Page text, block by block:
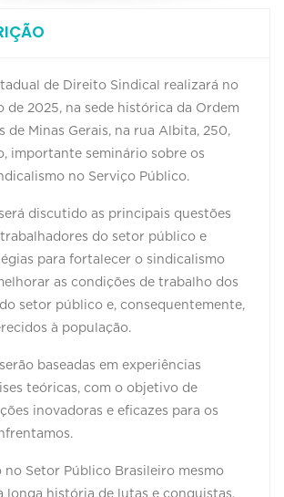
de Direito Sindical realizará no
de 2025, na sede histórica da Ordem
de Minas Gerais, na rua Albita, 250,
importante seminário sobre os
no Serviço Público.
discutido as principais questões
do setor público e
para fortalecer o sindicalismo
as condições de trabalho dos
setor público e, consequentemente,
à população.
baseadas em experiências
teóricas, com o objetivo de
inovadoras e eficazes para os
no Setor Público Brasileiro mesmo
longa história de lutas e conquistas,